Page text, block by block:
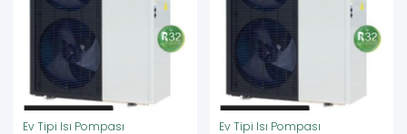
Ev Tipi Isı Pompası Ev Tipi Isı Pompası